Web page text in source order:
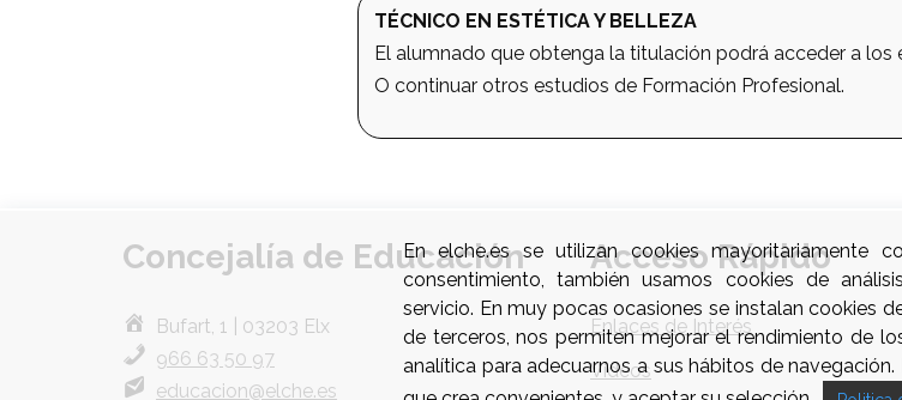
TÉCNICO EN ESTÉTICA Y BELLEZA
El alumnado que obtenga la titulación podrá acceder a los
O continuar otros estudios de Formación Profesional.
Concejalía de Educación
Bufart, 1 | 03203 Elx
966 63 50 97
educacion@elche.es
Acceso Rápido
Enlaces de Interés
Videos
En elche.es se utilizan cookies mayoritariamente
consentimiento, también usamos cookies de
servicio. En muy pocas ocasiones se instalan cookies
de terceros, nos permiten mejorar el rendimiento de
analítica para adecuarnos a sus hábitos de